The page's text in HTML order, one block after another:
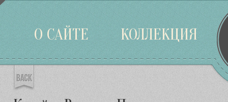
О САЙТЕ КОЛЛЕКЦИЯ